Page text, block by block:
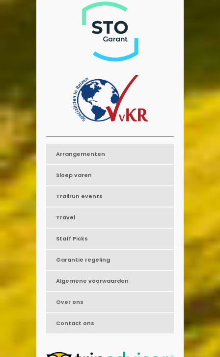
Arrangementen
Sloep varen
Trailrun events
Travel
Staff Picks
Garantie regeling
Algemene voorwaarden
Over ons
Contact ons